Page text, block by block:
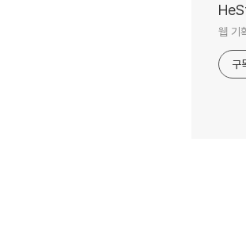
웹 기
구